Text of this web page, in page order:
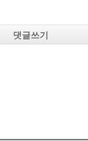
댓글쓰기